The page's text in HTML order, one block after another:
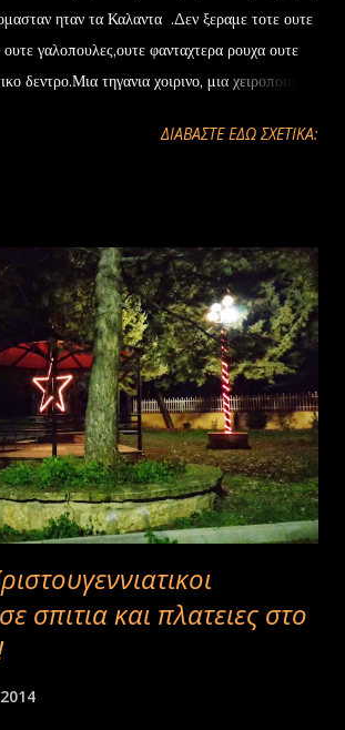
ηταν τα Καλαντα .Δεν ξεραμε τοτε ουτε
γαλοπουλες,ουτε φανταχτερα ρουχα ουτε
δεντρο.Μια τηγανια χοιρινο, μια χειροποιητη
. Μαλλον πολλα αλλα που δεν χρειαζονταν
. .Οι αντρες στο
στο σπιτι.Κι ολοι μαζι παρεες παρεες στα
τζακι η' στη θερμαστρα .Εμεις οι μικροτεροι
ακουγαμε τα κουτσομπολια του χωριου και
για την Πατριδα,οπως αποκαλουσαν τον Ποντο
και ο λυραρης και με το τιποτα αρχιζε το
ΔΙΑΒΑΣΤΕ ΕΔΩ ΣΧΕΤΙΚΑ:
σπιτια και πλατειες στο